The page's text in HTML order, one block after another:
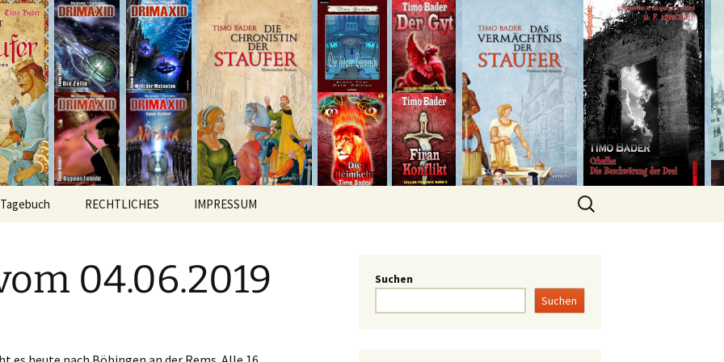
Tagebuch RECHTLICHES IMPRESSUM
04.06.2019
Suchen
Suchen